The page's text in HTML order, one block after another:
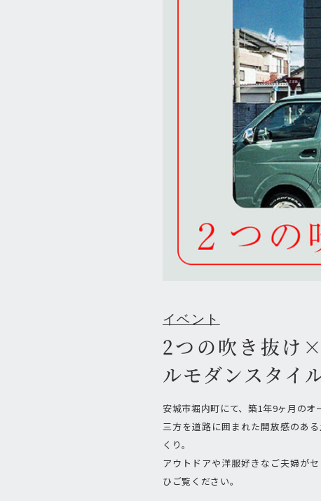
イベント
2つの吹き抜け
ルモダンスタイ
安城市堀内町にて、築1年9ヶ月のオ
三方を道路に囲まれた開放感のあ
くり。
アウトドアや洋服好きなご夫婦が
ひご覧ください。